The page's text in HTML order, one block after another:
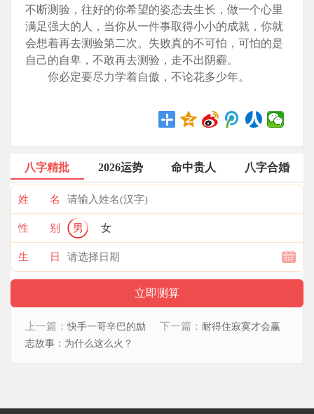
不断测验，往好的你希望的姿态去生长，做一个心里
满足强大的人，当你从一件事取得小小的成就，你就
会想着再去测验第二次。失败真的不可怕，可怕的是
自己的自卑，不敢再去测验，走不出阴霾。
你必定要尽力学着自傲，不论花多少年。
八字精批 2026运势 命中贵人 八字合婚
姓 名
性 别 男 女
生 日
上一篇：快手一哥辛巴的励
志故事：为什么这么火？
下一篇： 耐得住寂寞才会赢